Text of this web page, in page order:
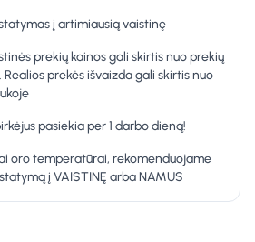
į artimiausią vaistinę
prekių kainos gali skirtis nuo prekių
Realios prekės išvaizda gali skirtis nuo
pasiekia per 1 darbo dieną!
oro temperatūrai, rekomenduojame
į VAISTINĘ arba NAMUS